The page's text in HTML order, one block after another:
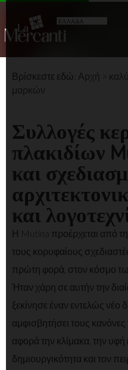
Βρίσκεστε εδώ: Αρχή
μαρκών
Συλλογές
πλακιδίων
και
και
Η Mutina προέρχεται από
τους κορυφαίους
πρώτη φορά, στον κόσμο
Ήταν χάρη σε αυτήν την
ξεκίνησε έναν εντελώς νέο
αμφισβητήσει τους
αφορά την κλίμακα, την υφή
δημιουργικότητα και τον